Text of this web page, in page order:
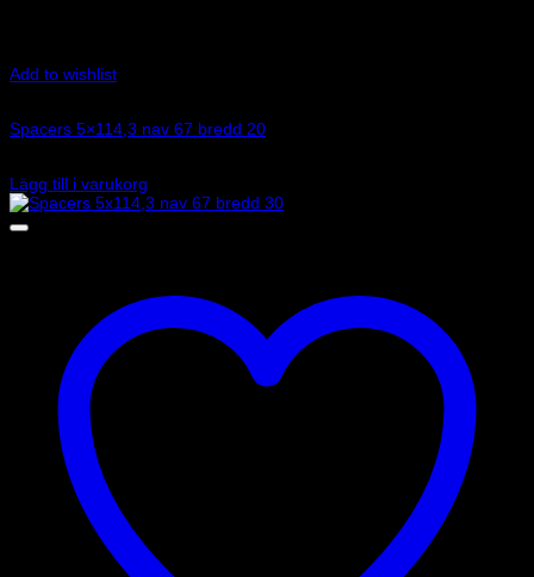
Add to wishlist
Spacers 5×114,3 nav 67 bredd 20
Lägg till i varukorg